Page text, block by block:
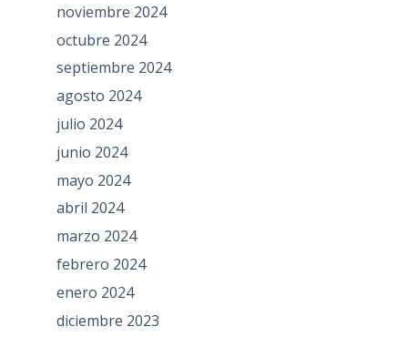
noviembre 2024
octubre 2024
septiembre 2024
agosto 2024
julio 2024
junio 2024
mayo 2024
abril 2024
marzo 2024
febrero 2024
enero 2024
diciembre 2023